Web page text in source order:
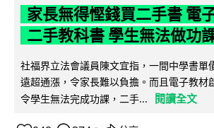
家長無得慳錢買二手書 電
二手教科書 學生無法做功
社福界立法會議員陳文宜指，一間中學書單
遠超通漲，令家長難以負擔。而且電子教材
令學生無法完成功課，二手...
閱讀全文